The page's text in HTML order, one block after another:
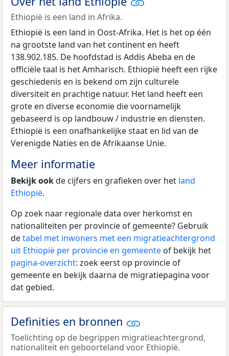
Ethiopië is een land in Afrika.
Ethiopië is een land in Oost-Afrika. Het is het op één
na grootste land van het continent en heeft
138.902.185. De hoofdstad is Addis Abeba en de
officiële taal is het Amharisch. Ethiopië heeft een rijke
geschiedenis en is bekend om zijn culturele
diversiteit en prachtige natuur. Het land heeft een
grote en diverse economie die voornamelijk
gebaseerd is op landbouw / industrie en diensten.
Ethiopië is een onafhankelijke staat en lid van de
Verenigde Naties en de Afrikaanse Unie.
Meer informatie
Bekijk ookde cijfers en grafieken over het land
Ethiopië.
Op zoek naar regionale data over herkomst en
nationaliteiten per provincie of gemeente? Gebruik
detabel met inwoners met een migratieachtergrond
uit Ethiopië per provincie en gemeente of bekijk het
pagina-overzicht: zoek eerst op provincie of
gemeente en bekijk daarna de migratiepagina voor
dat gebied.
Definities en bronnen
Toelichting op de begrippen migratieachtergrond,
nationaliteit en geboorteland voor Ethiopië.